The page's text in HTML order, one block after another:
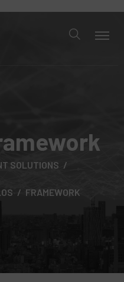
SOLUTIONS
FRAMEWORK